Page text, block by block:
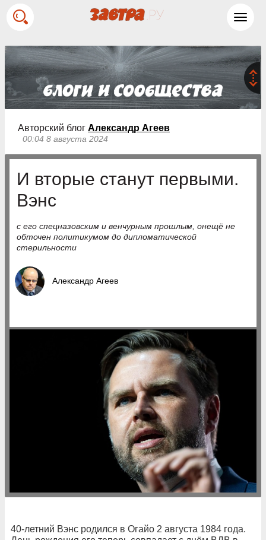
Авторский блог Александр Агеев
00:04 8 августа 2024
И вторые станут первыми.
Вэнс
с его спецназовским и венчурным прошлым, онещё не
обточен политикумом до дипломатической
стерильности
Александр Агеев
40-летний Вэнс родился в Огайо 2 августа 1984 года.